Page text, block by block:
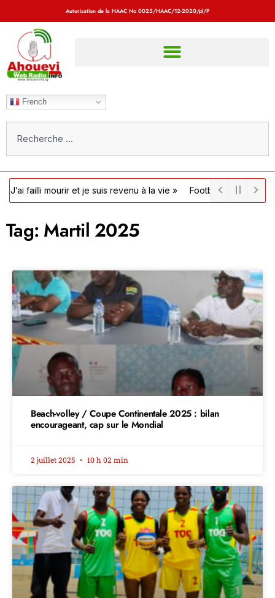
Autorisation de la HAAC No 0025/HAAC/12-2020/pl/P
French
mourir et je suis revenu à la vie » Football / Côte d’Ivoire : la
Tag: Martil 2025
Beach-volley / Coupe Continentale 2025 : bilan
encourageant, cap sur le Mondial
2 juillet 2025 10 h 02 min